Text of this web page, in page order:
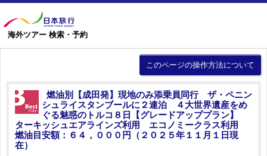
海外ツアー 検索・予約
このページの操作方法について
燃油別【成田発】現地のみ添乗員同行 ザ・ペニン
シュライスタンブールに２連泊 ４大世界遺産をめ
ぐる魅惑のトルコ８日【グレードアッププラン】
ターキッシュエアラインズ利用 エコノミークラス利用
燃油目安額：６４，０００円（２０２５年１１月１日現
在）